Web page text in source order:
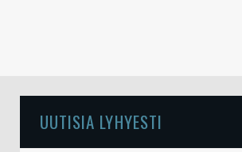
UUTISIA LYHYESTI